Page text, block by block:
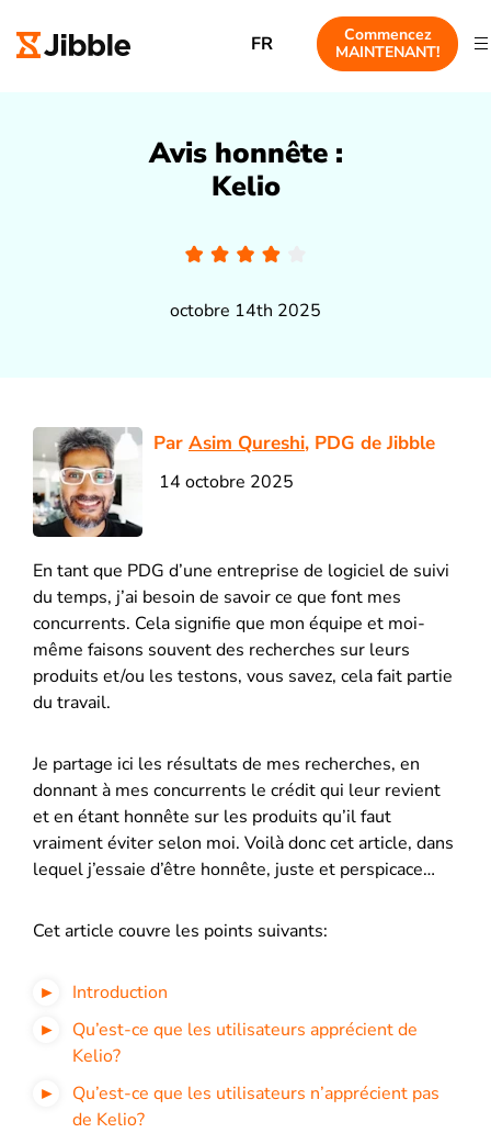
FR
Commencez
MAINTENANT!
Avis honnête :
Kelio
octobre 14th 2025
Par Asim Qureshi, PDG de Jibble
14 octobre 2025
En tant que PDG d’une entreprise de logiciel de suivi
du temps, j’ai besoin de savoir ce que font mes
concurrents. Cela signifie que mon équipe et moi-
même faisons souvent des recherches sur leurs
produits et/ou les testons, vous savez, cela fait partie
du travail.
Je partage ici les résultats de mes recherches, en
donnant à mes concurrents le crédit qui leur revient
et en étant honnête sur les produits qu’il faut
vraiment éviter selon moi. Voilà donc cet article, dans
lequel j’essaie d’être honnête, juste et perspicace…
Cet article couvre les points suivants:
Introduction
Qu’est-ce que les utilisateurs apprécient de
Kelio?
Qu’est-ce que les utilisateurs n’apprécient pas
de Kelio?